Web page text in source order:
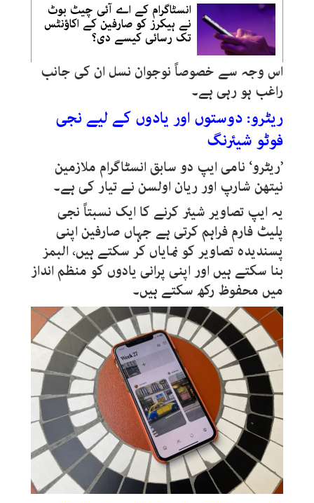
انسٹاگرام کے اے آئی چیٹ بوٹ
نے ہیکرز کو صارفین کے اکاؤنٹس
تک رسائی کیسے دی؟
اس وجہ سے خصوصاً نوجوان نسل ان کی جانب
راغب ہو رہی ہے۔
ریٹرو: دوستوں اور یادوں کے لیے نجی
فوٹو شیئرنگ
’ریٹرو‘ نامی ایپ دو سابق انسٹاگرام ملازمین
نیتھن شارپ اور ریان اولسن نے تیار کی ہے۔
یہ ایپ تصاویر شیئر کرنے کا ایک نسبتاً نجی
پلیٹ فارم فراہم کرتی ہے جہاں صارفین اپنی
پسندیدہ تصاویر کو نمایاں کر سکتے ہیں، البمز
بنا سکتے ہیں اور اپنی پرانی یادوں کو منظم انداز
میں محفوظ رکھ سکتے ہیں۔